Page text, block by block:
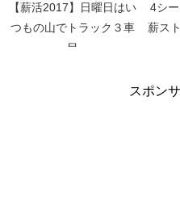
【薪活2017】日曜日はい
つもの山でトラック３車
目
4シ
薪ス
スポン